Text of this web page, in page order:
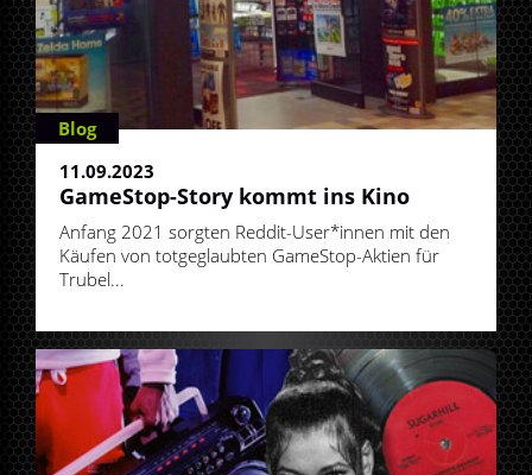
Blog
11.09.2023
GameStop-Story kommt ins Kino
Anfang 2021 sorgten Reddit-User*innen mit den
Käufen von totgeglaubten GameStop-Aktien für
Trubel...